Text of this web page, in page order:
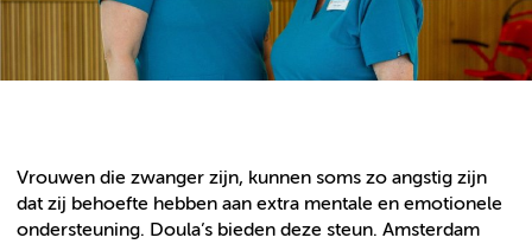
Vrouwen die zwanger zijn, kunnen soms zo angstig zijn
dat zij behoefte hebben aan extra mentale en emotionele
ondersteuning. Doula’s bieden deze steun. Amsterdam